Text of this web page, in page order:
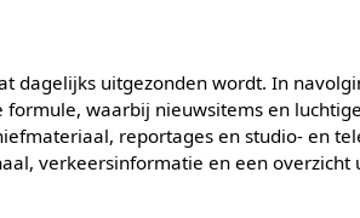
dagelijks uitgezonden wordt. In
formule, waarbij nieuwsitems en
reportages en studio- en
verkeersinformatie en een overzicht